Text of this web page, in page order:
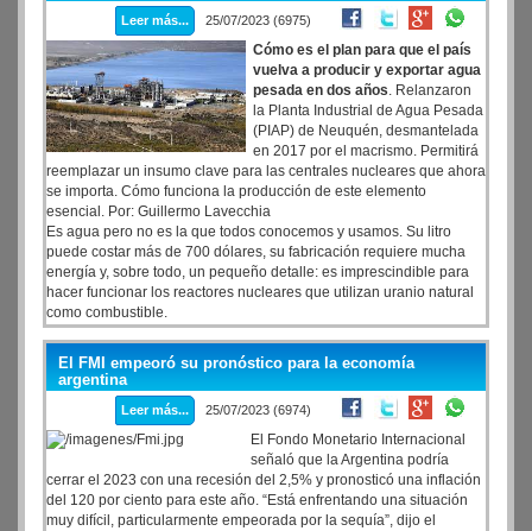
Leer más... 25/07/2023 (6975)
Cómo es el plan para que el país
vuelva a producir y exportar agua
pesada en dos años. Relanzaron
la Planta Industrial de Agua Pesada
(PIAP) de Neuquén, desmantelada
en 2017 por el macrismo. Permitirá
reemplazar un insumo clave para las centrales nucleares que ahora
se importa. Cómo funciona la producción de este elemento
esencial. Por: Guillermo Lavecchia
Es agua pero no es la que todos conocemos y usamos. Su litro
puede costar más de 700 dólares, su fabricación requiere mucha
energía y, sobre todo, un pequeño detalle: es imprescindible para
hacer funcionar los reactores nucleares que utilizan uranio natural
como combustible.
El FMI empeoró su pronóstico para la economía
argentina
Leer más... 25/07/2023 (6974)
El Fondo Monetario Internacional
señaló que la Argentina podría
cerrar el 2023 con una recesión del 2,5% y pronosticó una inflación
del 120 por ciento para este año. “Está enfrentando una situación
muy difícil, particularmente empeorada por la sequía”, dijo el